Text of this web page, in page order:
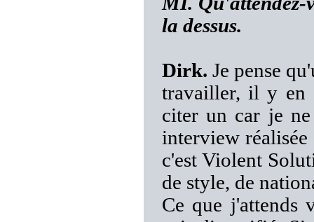
la dessus.
Dirk. Je pense
travailler, il y en
citer un car je
interview
c'est Violent
de style, de
Ce que j'attends